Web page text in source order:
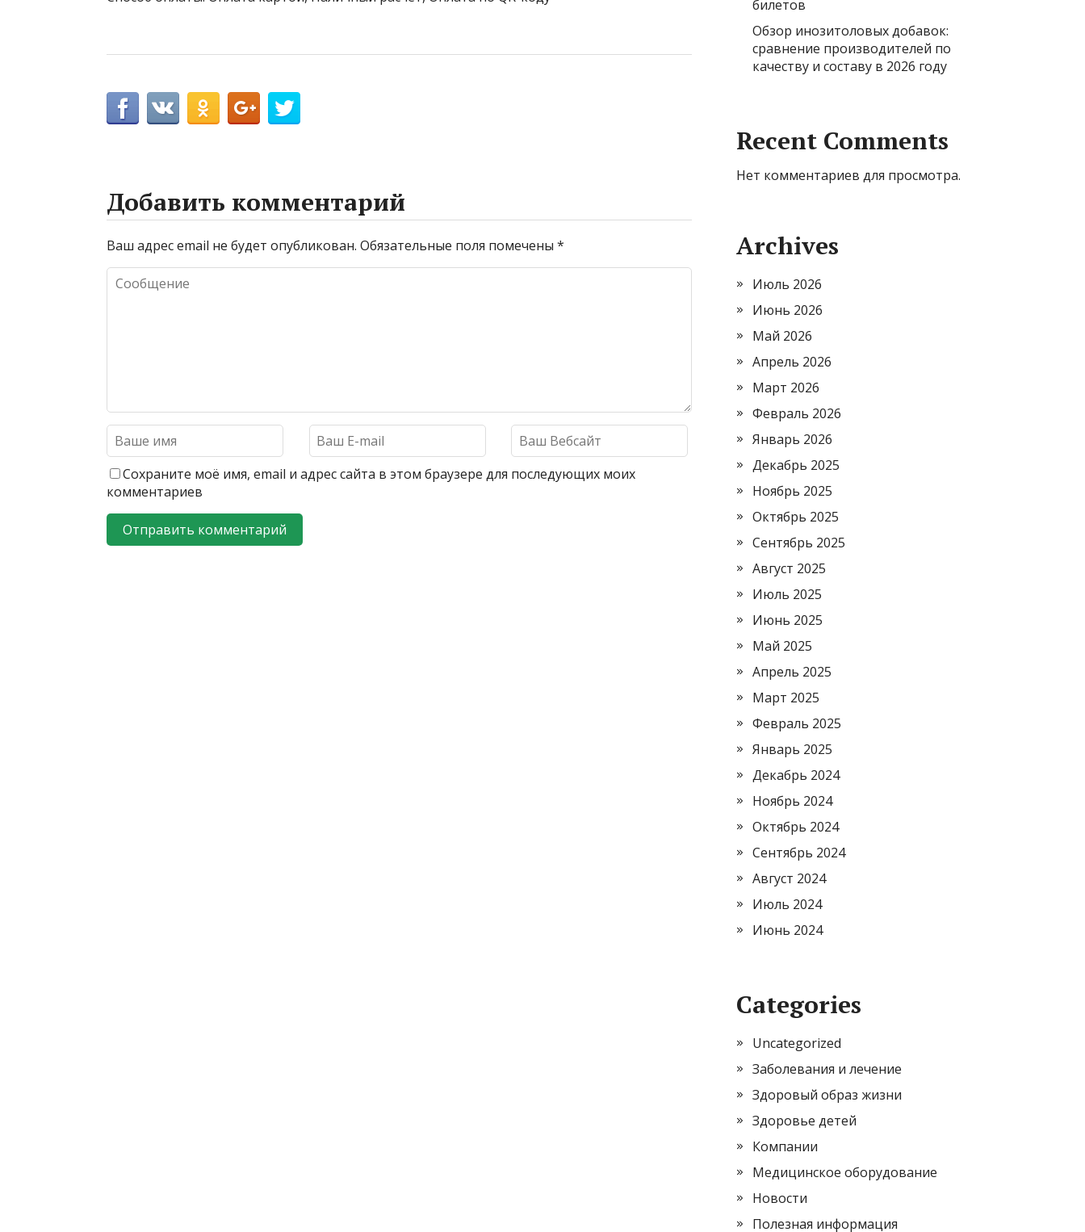
Добавить комментарий
Ваш адрес email не будет опубликован. Обязательные поля помечены *
Сохраните моё имя, email и адрес сайта в этом браузере для последующих моих
комментариев
билетов
Обзор инозитоловых добавок:
сравнение производителей по
качеству и составу в 2026 году
Recent Comments
Нет комментариев для просмотра.
Archives
Июль 2026
Июнь 2026
Май 2026
Апрель 2026
Март 2026
Февраль 2026
Январь 2026
Декабрь 2025
Ноябрь 2025
Октябрь 2025
Сентябрь 2025
Август 2025
Июль 2025
Июнь 2025
Май 2025
Апрель 2025
Март 2025
Февраль 2025
Январь 2025
Декабрь 2024
Ноябрь 2024
Октябрь 2024
Сентябрь 2024
Август 2024
Июль 2024
Июнь 2024
Categories
Uncategorized
Заболевания и лечение
Здоровый образ жизни
Здоровье детей
Компании
Медицинское оборудование
Новости
Полезная информация